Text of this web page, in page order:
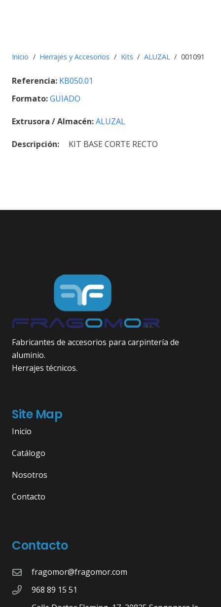
Inicio / Herrajes y Accesorios / Kits / ALUZAL / 001091
Referencia: KB050.01
Formato:GUIADO
Extrusora / Almacén:ALUZAL
Descripción: KIT BASE CORTE RECTO
Fabricantes de accesorios para carpintería de
aluminio.
Herrajes técnicos.
Site Map
Inicio
Catálogo
Nosotros
Contacto
Contacto
fragomor@fragomor.com
968 89 15 51